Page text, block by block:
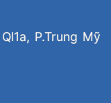
P.Trung Mỹ